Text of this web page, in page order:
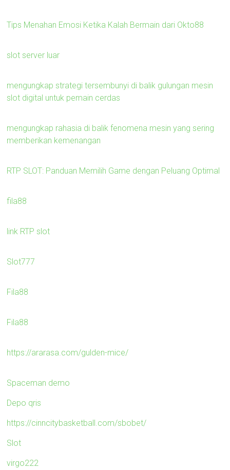
Tips Menahan Emosi Ketika Kalah Bermain dari Okto88
slot server luar
mengungkap strategi tersembunyi di balik gulungan mesin
slot digital untuk pemain cerdas
mengungkap rahasia di balik fenomena mesin yang sering
memberikan kemenangan
RTP SLOT: Panduan Memilih Game dengan Peluang Optimal
fila88
link RTP slot
Slot777
Fila88
Fila88
https://ararasa.com/gulden-mice/
Spaceman demo
Depo qris
https://cinncitybasketball.com/sbobet/
Slot
virgo222